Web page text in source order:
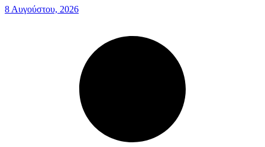
8 Αυγούστου, 2026